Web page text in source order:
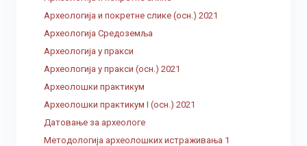
Археологија и покретне слике (осн.) 2021
Археологија Средоземља
Археологија у пракси
Археологија у пракси (осн.) 2021
Археолошки практикум
Археолошки практикум I (осн.) 2021
Датовање за археологе
Методологија археолошких истраживања 1